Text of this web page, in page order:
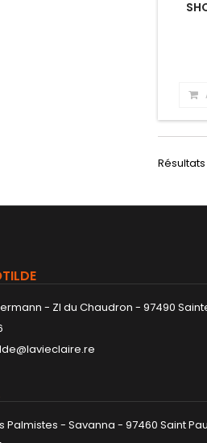
Résultats
- ZI du Chaudron - 97490
Palmistes - Savanna - 97460 Saint